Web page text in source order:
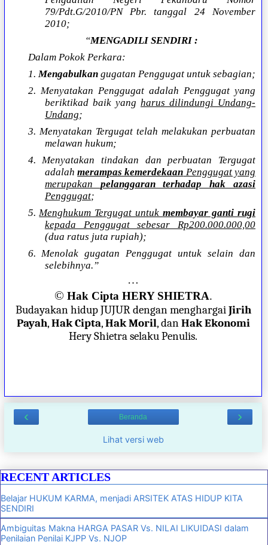
79/Pdt.G/2010/PN Pbr. tanggal 24 November
2010;
“MENGADILI SENDIRI :
Dalam Pokok Perkara:
1.Mengabulkangugatan Penggugat untuk sebagian;
2. Menyatakan Penggugat adalah Penggugat yang
beriktikad baik yang harus dilindungi Undang-
Undang;
3. Menyatakan Tergugat telah melakukan perbuatan
melawan hukum;
4. Menyatakan tindakan dan perbuatan Tergugat
adalahmerampas kemerdekaan Penggugat yang
merupakan pelanggaran terhadap hak azasi
Penggugat;
5.Menghukum Tergugat untukmembayar ganti rugi
kepada Penggugat sebesar Rp200.000.000,00
(dua ratus juta rupiah);
6. Menolak gugatan Penggugat untuk selain dan
selebihnya.”
…
© Hak Cipta HERY SHIETRA.
Budayakan hidup JUJUR dengan menghargaiJirih
Payah,Hak Cipta,Hak Moril, danHak Ekonomi
Hery Shietra selaku Penulis.
‹ ›
Beranda
Lihat versi web
RECENT ARTICLES
Belajar HUKUM KARMA, menjadi ARSITEK ATAS HIDUP KITA
SENDIRI
Ambiguitas Makna HARGA PASAR Vs. NILAI LIKUIDASI dalam
Penilaian Penilai KJPP Vs. NJOP